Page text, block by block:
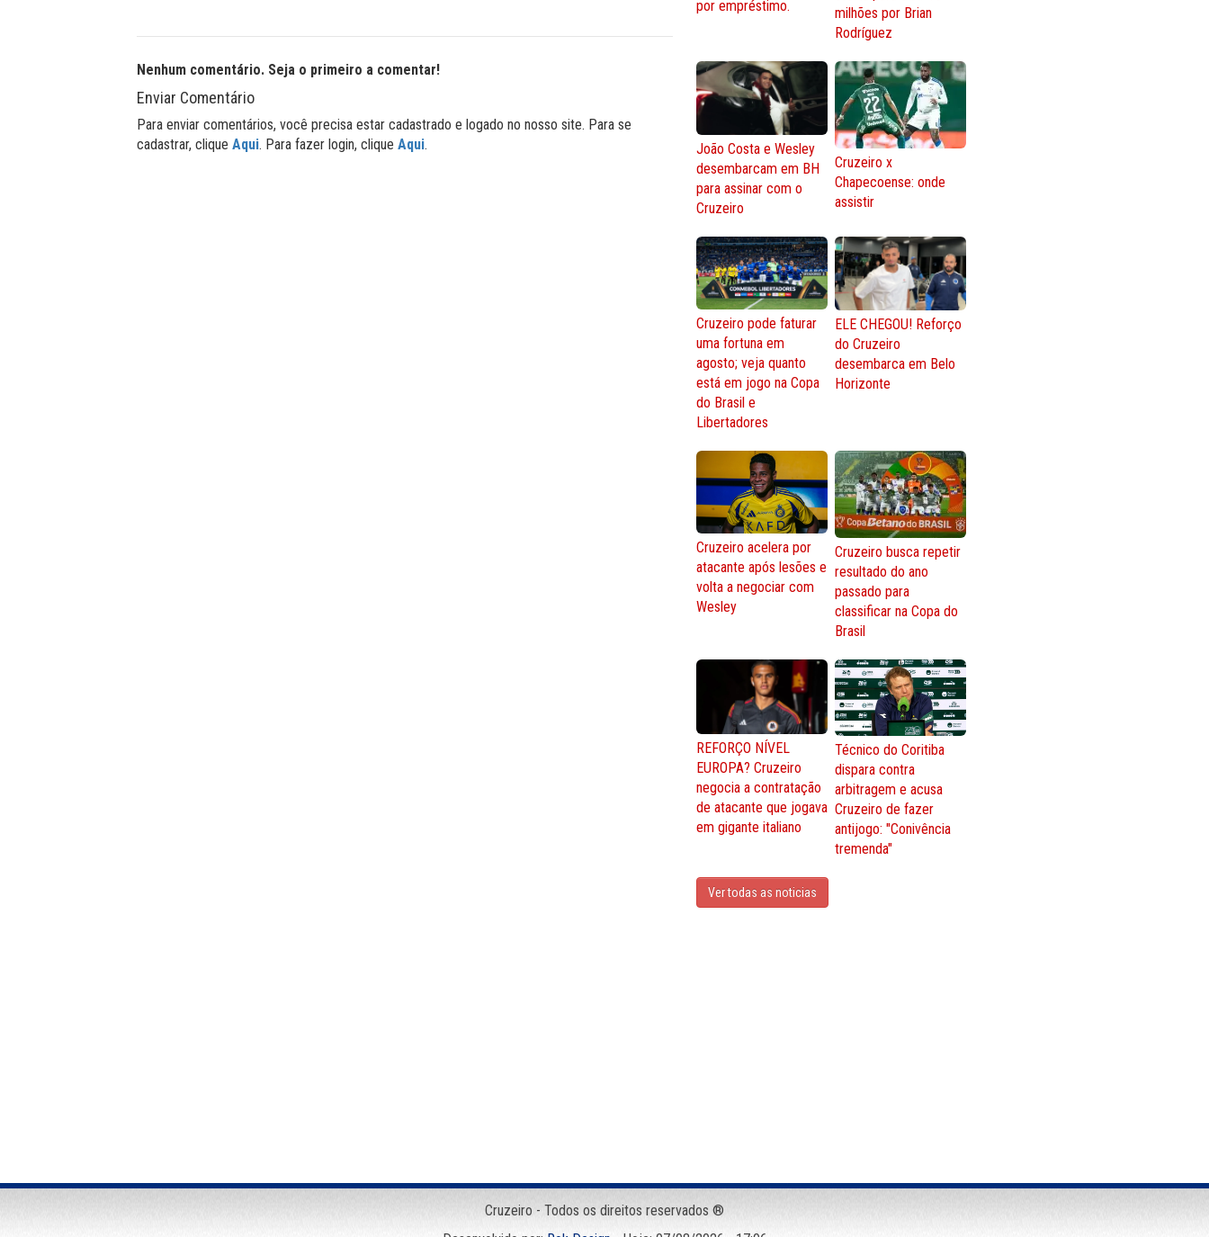
Nenhum comentário. Seja o primeiro a comentar!
Enviar Comentário
Para enviar comentários, você precisa estar cadastrado e logado no nosso site. Para se
cadastrar, clique Aqui. Para fazer login, clique Aqui.
por empréstimo.
milhões por Brian
Rodríguez
João Costa e Wesley
desembarcam em BH
para assinar com o
Cruzeiro
Cruzeiro x
Chapecoense: onde
assistir
Cruzeiro pode faturar
uma fortuna em
agosto; veja quanto
está em jogo na Copa
do Brasil e
Libertadores
ELE CHEGOU! Reforço
do Cruzeiro
desembarca em Belo
Horizonte
Cruzeiro acelera por
atacante após lesões e
volta a negociar com
Wesley
Cruzeiro busca repetir
resultado do ano
passado para
classificar na Copa do
Brasil
REFORÇO NÍVEL
EUROPA? Cruzeiro
negocia a contratação
de atacante que jogava
em gigante italiano
Técnico do Coritiba
dispara contra
arbitragem e acusa
Cruzeiro de fazer
antijogo: "Conivência
tremenda"
Ver todas as noticias
Cruzeiro - Todos os direitos reservados ®